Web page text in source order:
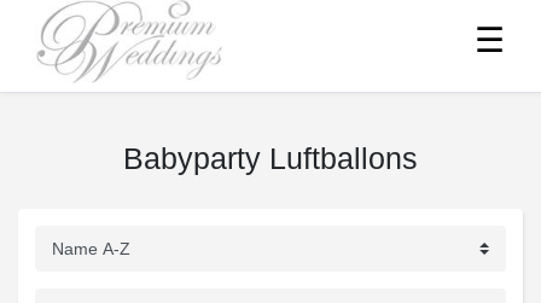
☰
Babyparty Luftballons